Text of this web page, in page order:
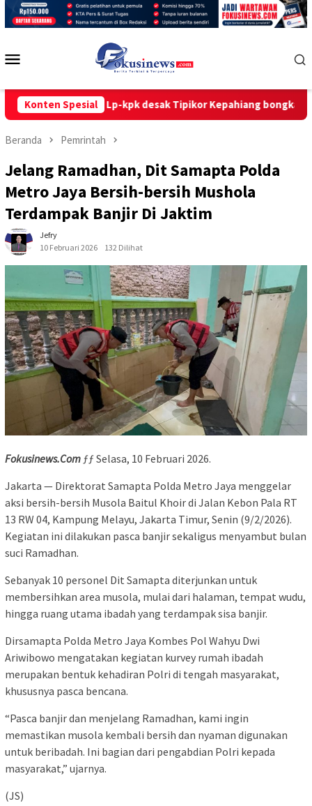
Loncat
Konten Spesial
memanas! Lp-kpk desak Tipikor Kepahiang bongkar dugaan
Beranda Pemrintah
Jelang Ramadhan, Dit Samapta Polda
Metro Jaya Bersih-bersih Mushola
Terdampak Banjir Di Jaktim
Jefry
10 Februari 2026
132 Dilihat
Fokusinews.Com ƒƒ Selasa, 10 Februari 2026.
Jakarta — Direktorat Samapta Polda Metro Jaya menggelar
aksi bersih-bersih Musola Baitul Khoir di Jalan Kebon Pala RT
13 RW 04, Kampung Melayu, Jakarta Timur, Senin (9/2/2026).
Kegiatan ini dilakukan pasca banjir sekaligus menyambut bulan
suci Ramadhan.
Sebanyak 10 personel Dit Samapta diterjunkan untuk
membersihkan area musola, mulai dari halaman, tempat wudu,
hingga ruang utama ibadah yang terdampak sisa banjir.
Dirsamapta Polda Metro Jaya Kombes Pol Wahyu Dwi
Ariwibowo mengatakan kegiatan kurvey rumah ibadah
merupakan bentuk kehadiran Polri di tengah masyarakat,
khususnya pasca bencana.
“Pasca banjir dan menjelang Ramadhan, kami ingin
memastikan musola kembali bersih dan nyaman digunakan
untuk beribadah. Ini bagian dari pengabdian Polri kepada
masyarakat,” ujarnya.
(JS)